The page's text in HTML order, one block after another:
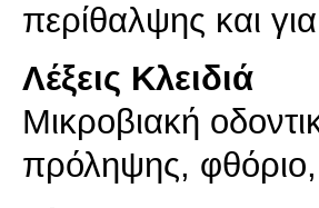
Λέξεις Κλειδιά
Μικροβιακή
πρόληψης, φθόριο,